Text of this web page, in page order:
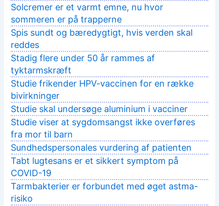
Solcremer er et varmt emne, nu hvor
sommeren er på trapperne
Spis sundt og bæredygtigt, hvis verden skal
reddes
Stadig flere under 50 år rammes af
tyktarmskræft
Studie frikender HPV-vaccinen for en række
bivirkninger
Studie skal undersøge aluminium i vacciner
Studie viser at sygdomsangst ikke overføres
fra mor til barn
Sundhedspersonales vurdering af patienten
Tabt lugtesans er et sikkert symptom på
COVID-19
Tarmbakterier er forbundet med øget astma-
risiko